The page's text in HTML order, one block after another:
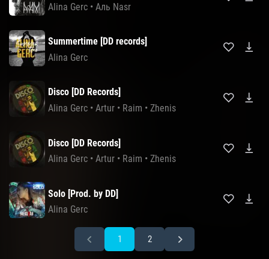
Alina Gerc • Аль Nasr
Summertime [DD records]
Alina Gerc
Disco [DD Records]
Alina Gerc • Artur • Raim • Zhenis
Disco [DD Records]
Alina Gerc • Artur • Raim • Zhenis
Solo [Prod. by DD]
Alina Gerc
1 2